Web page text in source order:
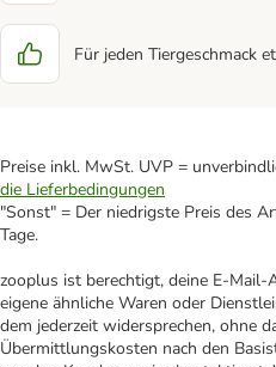
Für jeden Tiergeschmack
Preise inkl. MwSt. UVP =
die Lieferbedingungen
"Sonst" = Der niedrigste Preis des
Tage.
zooplus ist berechtigt, deine E-
eigene ähnliche Waren oder
dem jederzeit widersprechen, ohne
Übermittlungskosten nach den